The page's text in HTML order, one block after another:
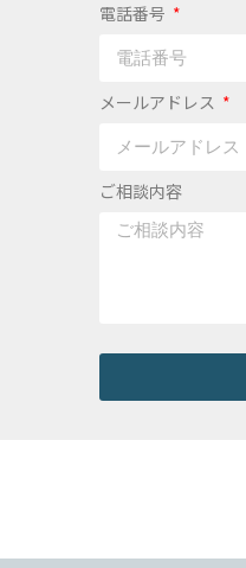
電話番号
メールアドレス
ご相談内容